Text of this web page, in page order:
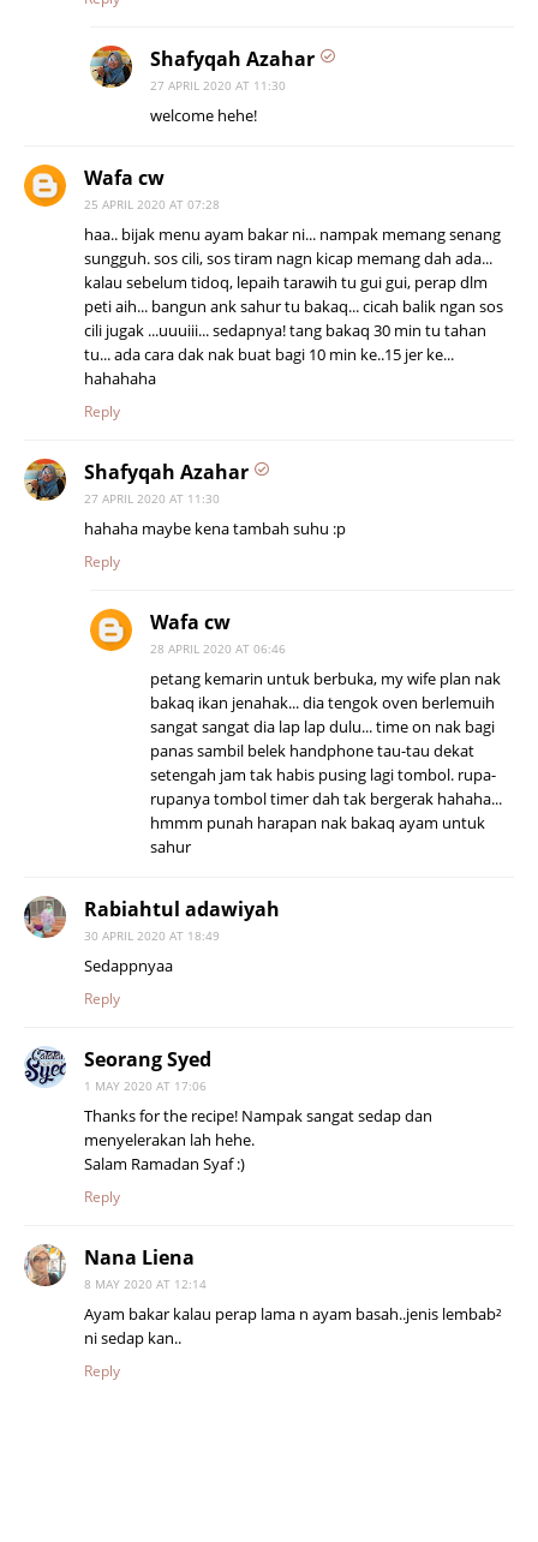
Shafyqah Azahar
27 APRIL 2020 AT 11:30
welcome hehe!
Wafa cw
25 APRIL 2020 AT 07:28
haa.. bijak menu ayam bakar ni... nampak memang senang
sungguh. sos cili, sos tiram nagn kicap memang dah ada...
kalau sebelum tidoq, lepaih tarawih tu gui gui, perap dlm
peti aih... bangun ank sahur tu bakaq... cicah balik ngan sos
cili jugak ...uuuiii... sedapnya! tang bakaq 30 min tu tahan
tu... ada cara dak nak buat bagi 10 min ke..15 jer ke...
hahahaha
Reply
Shafyqah Azahar
27 APRIL 2020 AT 11:30
hahaha maybe kena tambah suhu :p
Reply
Wafa cw
28 APRIL 2020 AT 06:46
petang kemarin untuk berbuka, my wife plan nak
bakaq ikan jenahak... dia tengok oven berlemuih
sangat sangat dia lap lap dulu... time on nak bagi
panas sambil belek handphone tau-tau dekat
setengah jam tak habis pusing lagi tombol. rupa-
rupanya tombol timer dah tak bergerak hahaha...
hmmm punah harapan nak bakaq ayam untuk
sahur
Rabiahtul adawiyah
30 APRIL 2020 AT 18:49
Sedappnyaa
Reply
Seorang Syed
1 MAY 2020 AT 17:06
Thanks for the recipe! Nampak sangat sedap dan
menyelerakan lah hehe.
Salam Ramadan Syaf :)
Reply
Nana Liena
8 MAY 2020 AT 12:14
Ayam bakar kalau perap lama n ayam basah..jenis lembab²
ni sedap kan..
Reply